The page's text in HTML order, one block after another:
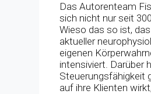
Das Autorenteam
sich nicht nur seit
Wieso das so ist,
aktueller
eigenen
intensiviert. Darüber
Steuerungsfähigkeit
auf ihre Klienten